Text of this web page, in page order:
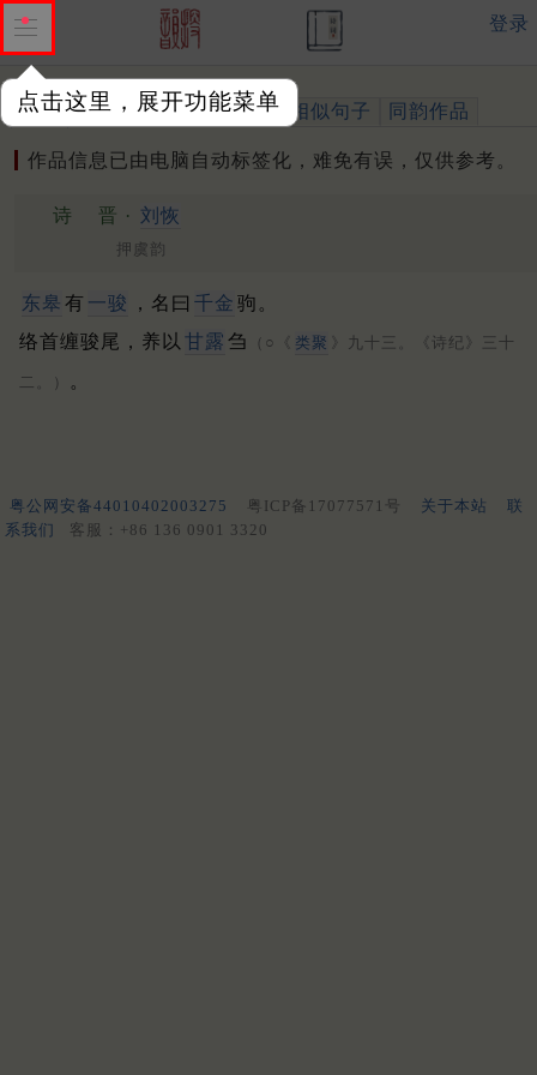
点击这里，展开功能菜单
登录
作品 标注四声 出处、引用 相似句子 同韵作品
作品信息已由电脑自动标签化，难免有误，仅供参考。
诗 晋 · 刘恢
押虞韵
东皋 有 一骏 ，名曰 千金 驹。
络首缠骏尾，养以 甘露 刍 （○《 类聚 》九十三。《诗纪》三十
二。） 。
粤公网安备44010402003275 粤ICP备17077571号 关于本站
联
系我们
客服：+86 136 0901 3320